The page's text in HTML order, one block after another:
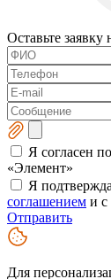
Оставьте заявку
Я согласен
«Элемент»
Я
соглашением и с
Отправить
Для